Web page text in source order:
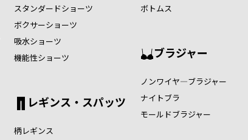
スタンダードショーツ
ボクサーショーツ
吸水ショーツ
機能性ショーツ
レギンス・スパッツ
柄レギンス
ボトムス
ブラジャー
ノンワイヤ―ブラジャー
ナイトブラ
モールドブラジャー